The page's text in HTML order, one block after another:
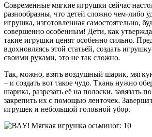
Современные мягкие игрушки сейчас
разнообразны, что детей сложно чем-либо
игрушка, изготовленная самостоятельно,
совершенно особенным! Дети, как
такие игрушки ценят особенно сильно.
вдохновляясь этой статьёй, создать
своими руками, это не так сложно.
Так, можно, взять воздушный шарик,
– и создать вот такое чудо. Ткань нужно
шарика, разрезать её на полоски, завязать
закрепить их с помощью ленточек. Завершат
игрушек и небольшой головной убор.